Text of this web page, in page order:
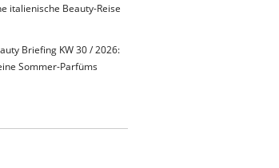
italienische Beauty-Reise
Briefing KW 30 / 2026:
Sommer-Parfüms